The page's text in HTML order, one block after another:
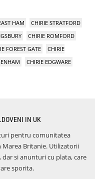
HAM
CHIRIE STRATFORD
CHIRIE ROMFORD
FOREST GATE
CHIRIE
CHIRIE EDGWARE
IN UK
pentru comunitatea
Marea Britanie. Utilizatorii
si anunturi cu plata, care
sporita.